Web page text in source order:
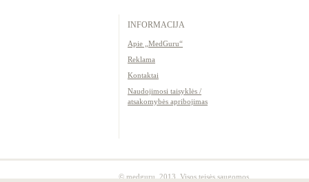
INFORMACIJA
Apie „MedGuru“
Reklama
Kontaktai
Naudojimosi taisyklės /
atsakomybės apribojimas
© medguru, 2013. Visos teisės saugomos.